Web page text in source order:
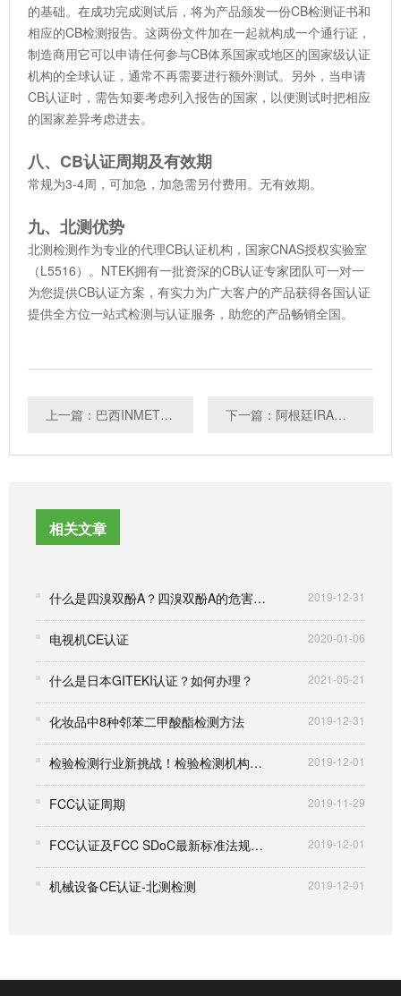
的基础。在成功完成测试后，将为产品颁发一份CB检测证书和
相应的CB检测报告。这两份文件加在一起就构成一个通行证，
制造商用它可以申请任何参与CB体系国家或地区的国家级认证
机构的全球认证，通常不再需要进行额外测试。另外，当申请
CB认证时，需告知要考虑列入报告的国家，以便测试时把相应
的国家差异考虑进去。
八、CB认证周期及有效期
常规为3-4周，可加急，加急需另付费用。无有效期。
九、北测优势
北测检测作为专业的代理CB认证机构，国家CNAS授权实验室
（L5516）。NTEK拥有一批资深的CB认证专家团队可一对一
为您提供CB认证方案，有实力为广大客户的产品获得各国认证
提供全方位一站式检测与认证服务，助您的产品畅销全国。
上一篇：巴西INMETRO认证是什么 下一篇：阿根廷IRAM认证是什么
相关文章
什么是四溴双酚A？四溴双酚A的危害有哪些？ 2019-12-31
电视机CE认证 2020-01-06
什么是日本GITEKI认证？如何办理？ 2021-05-21
化妆品中8种邻苯二甲酸酯检测方法 2019-12-31
检验检测行业新挑战！检验检测机构诚信评价国家标准正式实施 2019-12-01
FCC认证周期 2019-11-29
FCC认证及FCC SDoC最新标准法规变更 2019-12-01
机械设备CE认证-北测检测 2019-12-01